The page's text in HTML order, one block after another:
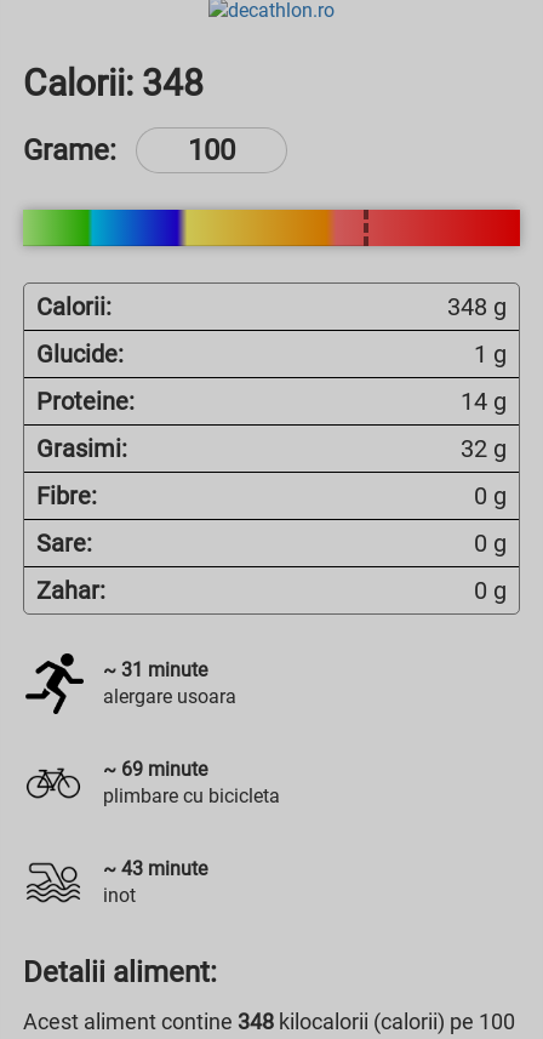
Calorii: 348
Grame:
Calorii:
348 g
Glucide:
1 g
Proteine:
14 g
Grasimi:
32 g
Fibre:
0 g
Sare:
0 g
Zahar:
0 g
~ 31 minute
alergare usoara
~ 69 minute
plimbare cu bicicleta
~ 43 minute
inot
Detalii aliment:
Acest aliment contine 348 kilocalorii (calorii) pe 100